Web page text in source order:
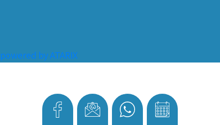
powered by ATARIX